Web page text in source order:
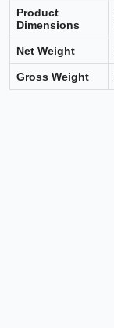
Product
Dimensions
Net Weight
Gross Weight